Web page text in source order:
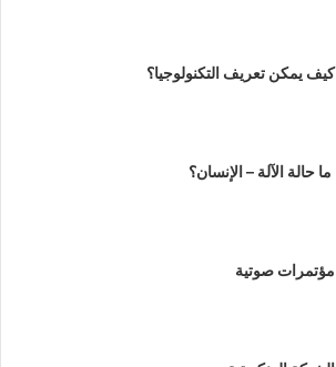
كيف يمكن تعريف التكنولوجيا؟
ما حالة الآلة – الإنسان؟
مؤتمرات صوتية